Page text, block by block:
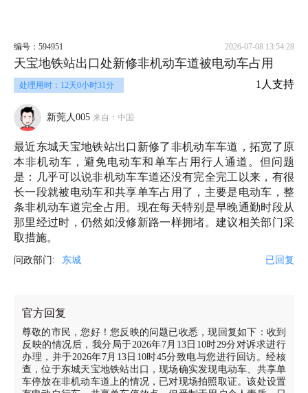
编号：594951 2026-07-08 13:54:28
天宝地铁站出口处新修非机动车道被电动车占用
处理用时：12天0小时31分 1人支持
新莞人005 来自：中国
最近东城天宝地铁站出口新修了非机动车车道，拓宽了原
本非机动车，避免电动车和单车占用行人通道。但问题
是：几乎可以说非机动车车道还没有完全完工以来，有很
长一段就被电动车和共享单车占用了，主要是电动车，整
条非机动车道完全占用。现在每天特别是早晚通勤时段从
那里经过时，仍然如没修新路一样拥堵。建议相关部门采
取措施。
问政部门: 东城 已回复
官方回复
尊敬的市民，您好！您反映的问题已收悉，现回复如下：收到
反映的情况后，我分局于2026年7月13日10时29分对诉求进行
办理，并于2026年7月13日10时45分致电与您进行回访。经核
查，位于东城天宝地铁站出口，现场确实发现电动车、共享单
车停放在非机动车道上的情况，已对现场拍照取证。该处设置